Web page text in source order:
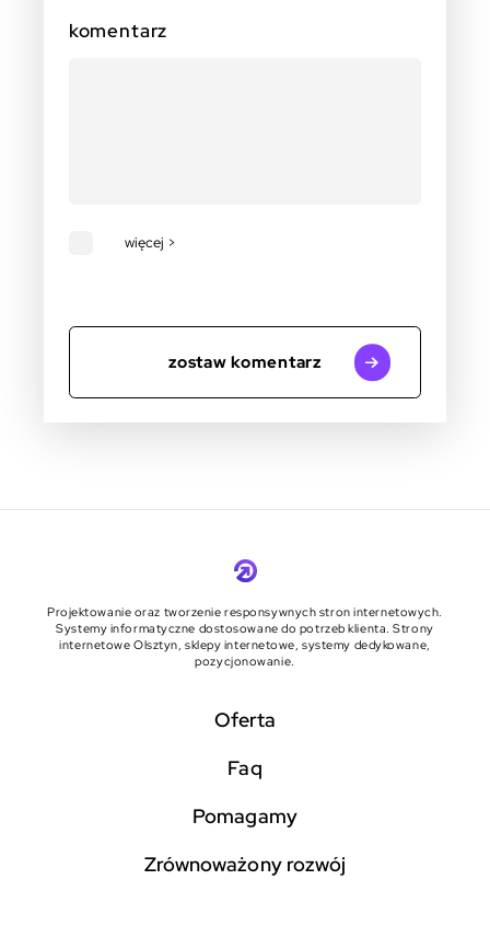
komentarz
więcej >
zostaw komentarz
Projektowanie oraz tworzenie responsywnych stron internetowych.
Systemy informatyczne dostosowane do potrzeb klienta. Strony
internetowe Olsztyn, sklepy internetowe, systemy dedykowane,
pozycjonowanie.
Oferta
faq
pomagamy
zrównoważony rozwój